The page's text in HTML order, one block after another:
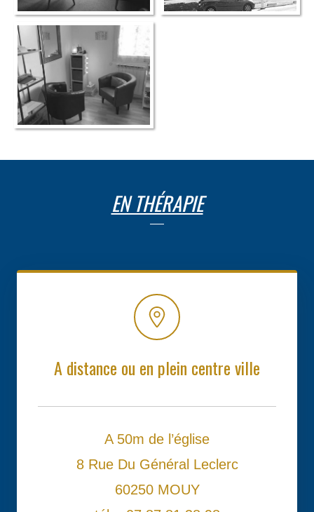
EN THÉRAPIE
A distance ou en plein centre ville
A 50m de l’église
8 Rue Du Général Leclerc
60250 MOUY